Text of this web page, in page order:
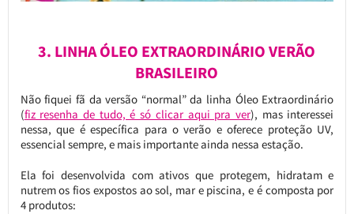
3. LINHA ÓLEO EXTRAORDINÁRIO VERÃO
BRASILEIRO
Não fiquei fã da versão “normal” da linha Óleo Extraordinário
(fiz resenha de tudo, é só clicar aqui pra ver), mas interessei
nessa, que é específica para o verão e oferece proteção UV,
essencial sempre, e mais importante ainda nessa estação.
Ela foi desenvolvida com ativos que protegem, hidratam e
nutrem os fios expostos ao sol, mar e piscina, e é composta por
4 produtos: